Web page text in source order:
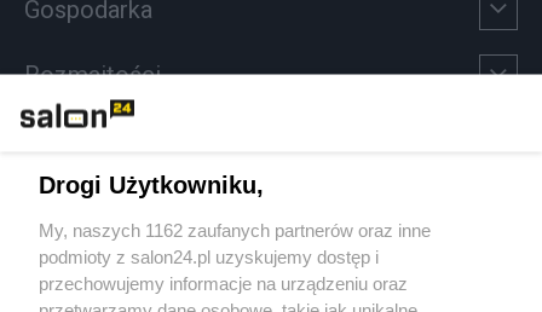
Gospodarka
Rozmaitości
Sport
Społeczeństwo
Drogi Użytkowniku,
My, naszych 1162 zaufanych partnerów oraz inne
podmioty z salon24.pl uzyskujemy dostęp i
przechowujemy informacje na urządzeniu oraz